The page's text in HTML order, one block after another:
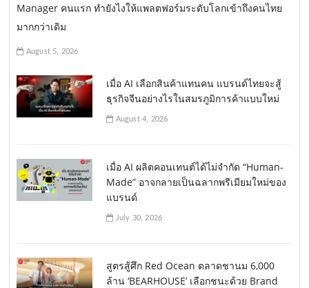
Manager คนแรก ทำยังไงให้แพลตฟอร์มระดับโลกเข้าถึงคนไทย
มากกว่าเดิม
August 5, 2026
เมื่อ AI เลือกสินค้าแทนคน แบรนด์ไทยจะสู้
ธุรกิจจีนอย่างไรในสมรภูมิการค้าแบบใหม่
August 4, 2026
เมื่อ AI ผลิตคอนเทนต์ได้ไม่จำกัด “Human-
Made” อาจกลายเป็นฉลากพรีเมียมใหม่ของ
แบรนด์
July 30, 2026
สูตรสู้ศึก Red Ocean ตลาดชานม 6,000
ล้าน ‘BEARHOUSE’ เลือกชนะด้วย Brand